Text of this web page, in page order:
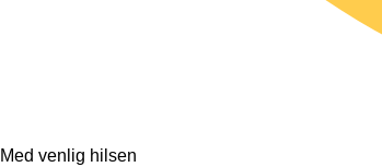
Med venlig hilsen